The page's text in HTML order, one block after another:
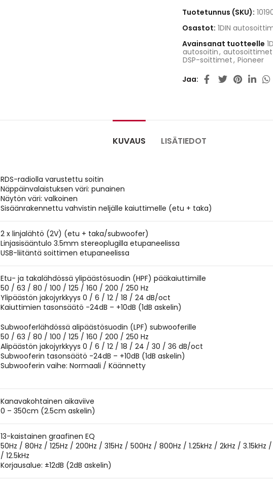
Tuotetunnus (SKU):
Osastot: 1DIN
Avainsanat tuotteelle
autosoitin, autosoittimet
DSP-soittimet, Pioneer
Jaa
KUVAUS LISÄTIEDOT
RDS-radiolla varustettu soitin
Näppäinvalaistuksen väri: punainen
Näytön väri: valkoinen
Sisäänrakennettu vahvistin neljälle kaiuttimelle (etu + taka)
2 x linjalähtö (2V) (etu + taka/subwoofer)
Linjasisääntulo 3.5mm stereoplugilla etupaneelissa
USB-liitäntä soittimen etupaneelissa
Etu- ja takalähdössä ylipäästösuodin (HPF) pääkaiuttimille
50 / 63 / 80 / 100 / 125 / 160 / 200 / 250 Hz
Ylipäästön jakojyrkkyys 0 / 6 / 12 / 18 / 24 dB/oct
Kaiuttimien tasonsäätö -24dB – +10dB (1dB askelin)
Subwooferlähdössä alipäästösuodin (LPF) subwooferille
50 / 63 / 80 / 100 / 125 / 160 / 200 / 250 Hz
Alipäästön jakojyrkkyys 0 / 6 / 12 / 18 / 24 / 30 / 36 dB/oct
Subwooferin tasonsäätö -24dB – +10dB (1dB askelin)
Subwooferin vaihe: Normaali / Käännetty
Kanavakohtainen aikaviive
0 – 350cm (2.5cm askelin)
13-kaistainen graafinen EQ
50Hz / 80Hz / 125Hz / 200Hz / 315Hz / 500Hz / 800Hz / 1.25kHz / 2kHz / 3.15kHz
/ 12.5kHz
Korjausalue: ±12dB (2dB askelin)